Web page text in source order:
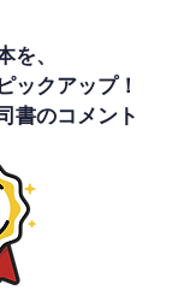
を、
ックアップ！
書のコメント